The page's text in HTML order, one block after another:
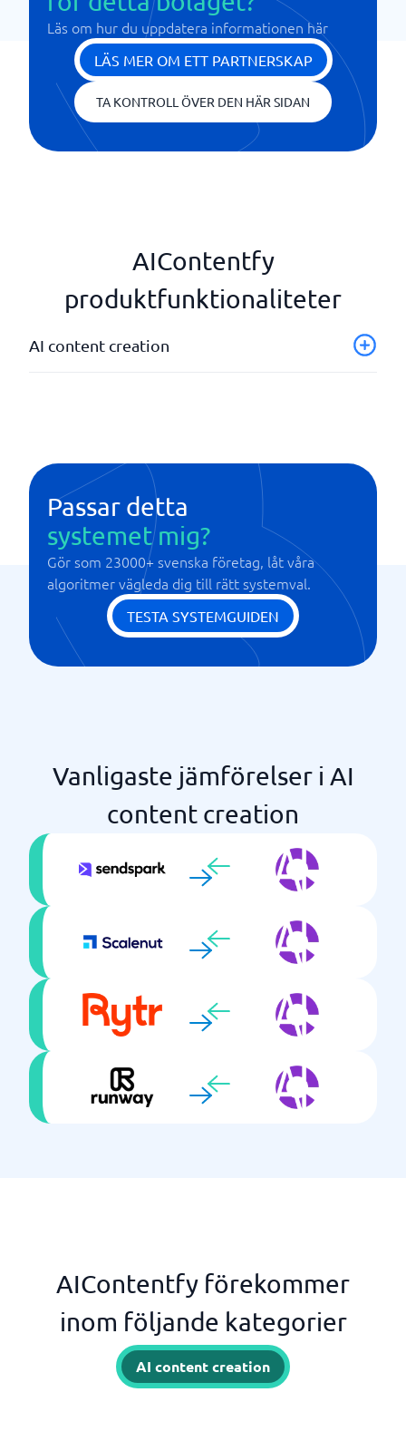
Läs om hur du uppdatera informationen här
LÄS MER OM ETT PARTNERSKAP
TA KONTROLL ÖVER DEN HÄR SIDAN
AIContentfy
produktfunktionaliteter
AI content creation
Passar detta
systemet mig?
Gör som 23000+ svenska företag, låt våra
algoritmer vägleda dig till rätt systemval.
TESTA SYSTEMGUIDEN
Vanligaste jämförelser i AI
content creation
AIContentfy förekommer
inom följande kategorier
AI content creation